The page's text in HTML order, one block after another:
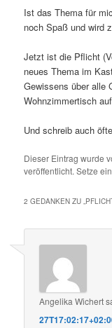
Ist das Thema für
noch Spaß und wird
Jetzt ist die Pflicht
neues Thema im
Gewissens über alle
Wohnzimmertisch
Und schreib auch
Dieser Eintrag wurde
veröffentlicht. Setze
2 GEDANKEN ZU „
Angelika Wichert